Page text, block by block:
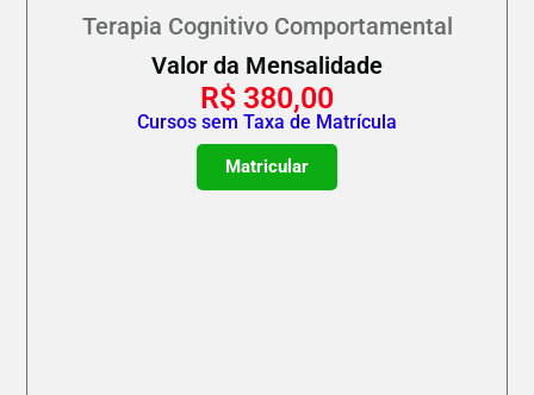
Terapia Cognitivo Comportamental
Valor da Mensalidade
R$ 380,00
Cursos sem Taxa de Matrícula
Matricular